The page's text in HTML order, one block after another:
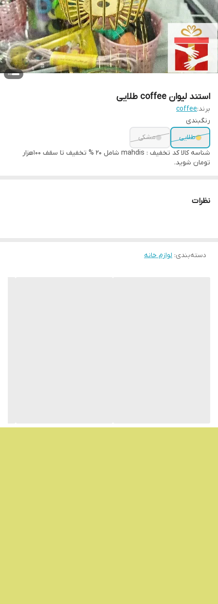
استند لیوان coffee طلایی
برند:coffee
رنگبندی
طلایی
مشکی
شناسه کالا
کد تخفیف : mahdis شامل 20 % تخفیف تا سقف 100هزار
تومان شوید.
نظرات
دسته‌بندی: لوازم خانه